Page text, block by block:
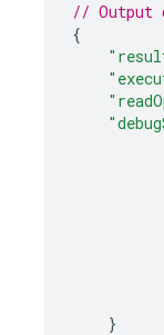
// Output
{
}